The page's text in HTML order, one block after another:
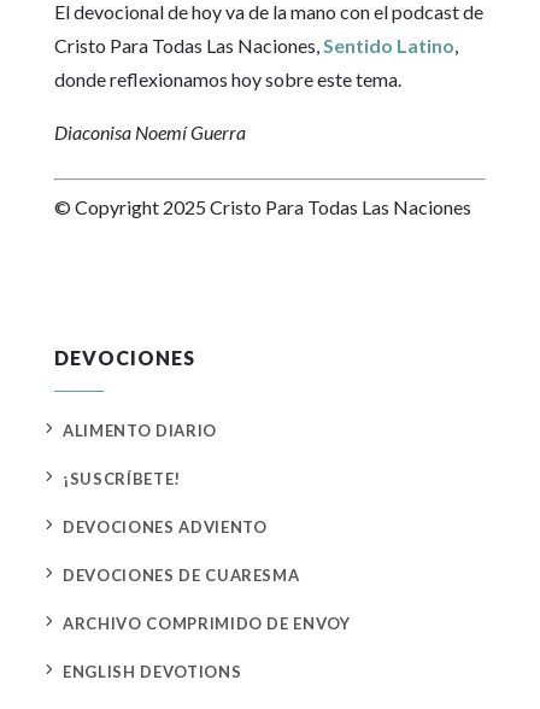
El devocional de hoy va de la mano con el podcast de
Cristo Para Todas Las Naciones,Sentido Latino,
donde reflexionamos hoy sobre este tema.
Diaconisa Noemí Guerra
© Copyright 2025 Cristo Para Todas Las Naciones
DEVOCIONES
5 ALIMENTO DIARIO
5 ¡SUSCRÍBETE!
5 DEVOCIONES ADVIENTO
5 DEVOCIONES DE CUARESMA
5 ARCHIVO COMPRIMIDO DE ENVOY
5 ENGLISH DEVOTIONS